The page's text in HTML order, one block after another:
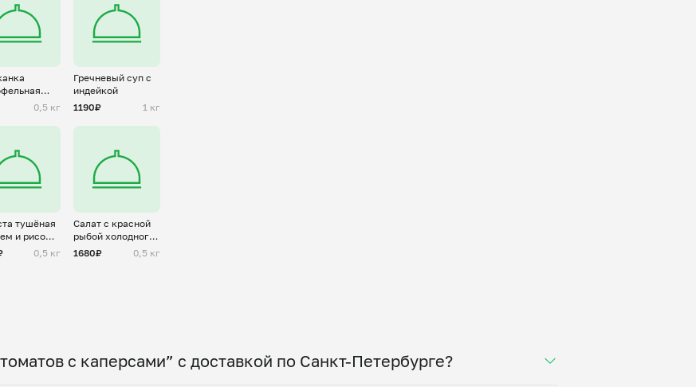
пирог)
0,5 кг
Гречневый суп с
индейкой
1190₽
1 кг
тушёная
и рисом
0,5 кг
Салат с красной
рыбой холодного
копчения
1680₽ 0,5 кг
с каперсами” с доставкой по Санкт-Петербурге?